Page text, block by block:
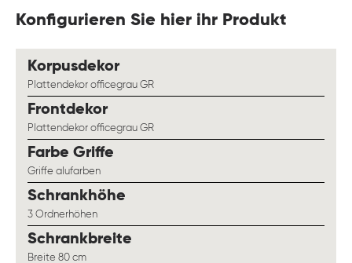
Konfigurieren Sie hier ihr Produkt
Korpusdekorauswählen
Plattendekor officegrau GR
Frontdekorauswählen
Plattendekor officegrau GR
Farbe Griffe
Griffe alufarben
Schrankhöhe
3 Ordnerhöhen
Schrankbreite
Breite 80 cm